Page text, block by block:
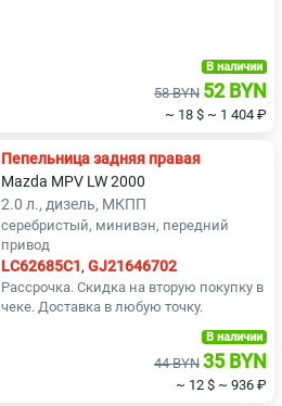
В наличии
58 BYN 52 BYN
~ 18 $ ~ 1 404 ₽
Пепельница задняя правая
Mazda MPV LW 2000
2.0 л., дизель, МКПП
серебристый, минивэн, передний
привод
LC62685C1, GJ21646702
Рассрочка. Скидка на вторую покупку в
чеке. Доставка в любую точку.
В наличии
44 BYN 35 BYN
~ 12 $ ~ 936 ₽